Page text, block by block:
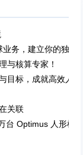
务，建立你的独立
与核算专家！
目标，成就高效人
关联
台 Optimus 人形机